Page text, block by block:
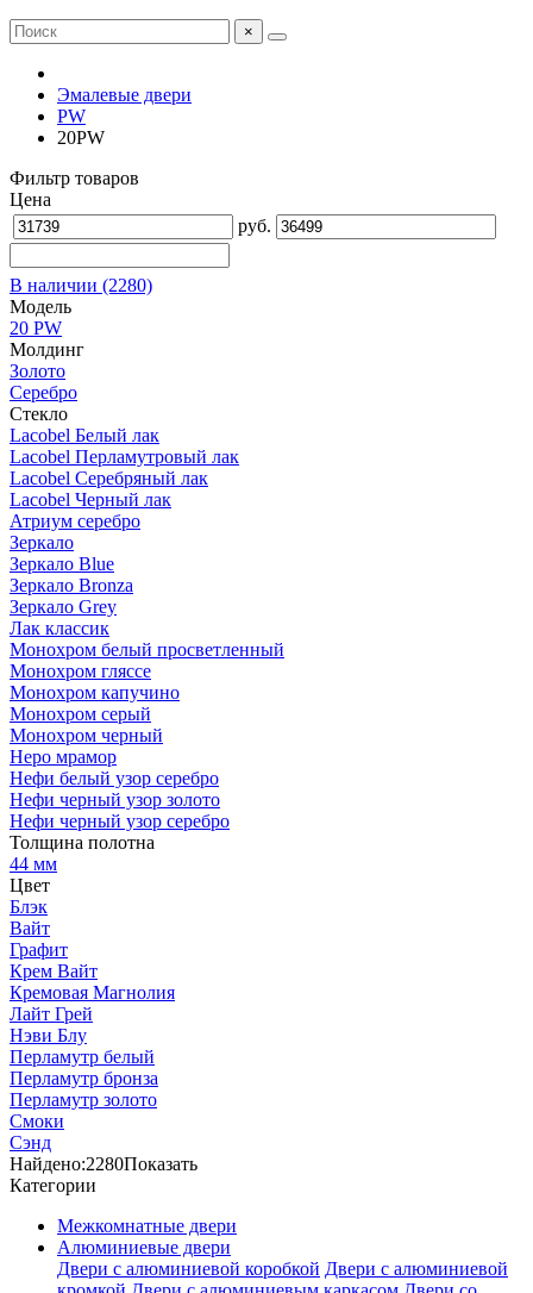
×
Эмалевые двери
PW
20PW
Фильтр товаров
Цена
руб.
В наличии (2280)
Модель
20 PW
Молдинг
Золото
Серебро
Стекло
Lacobel Белый лак
Lacobel Перламутровый лак
Lacobel Серебряный лак
Lacobel Черный лак
Атриум серебро
Зеркало
Зеркало Blue
Зеркало Bronza
Зеркало Grey
Лак классик
Монохром белый просветленный
Монохром гляссе
Монохром капучино
Монохром серый
Монохром черный
Неро мрамор
Нефи белый узор серебро
Нефи черный узор золото
Нефи черный узор серебро
Толщина полотна
44 мм
Цвет
Блэк
Вайт
Графит
Крем Вайт
Кремовая Магнолия
Лайт Грей
Нэви Блу
Перламутр белый
Перламутр бронза
Перламутр золото
Смоки
Сэнд
Найдено:2280Показать
Категории
Межкомнатные двери
Алюминиевые двери
Двери с алюминиевой коробкой Двери с алюминиевой